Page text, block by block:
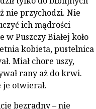
nie przychodzi. Nie
ich mądrości
Puszczy Białej koło
kobieta, pustelnica
Miał chore uszy,
rany aż do krwi.
je otwierał.
bezradny – nie